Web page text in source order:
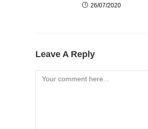
26/07/2020
Leave A Reply
Comment